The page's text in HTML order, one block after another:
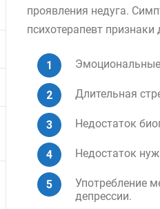
проявления недуга.
психотерапевт
Длительная
Недостаток
Недостаток
Употребление
депрессии.